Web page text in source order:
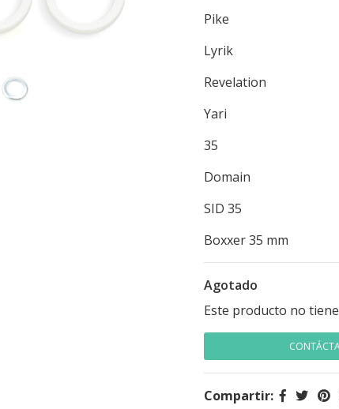
Pike
Lyrik
Revelation
Yari
35
Domain
SID 35
Boxxer 35 mm
Agotado
Este producto no
Compartir: